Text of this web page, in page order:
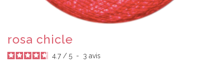
rosa chicle
4.7 / 5 - 3 avis